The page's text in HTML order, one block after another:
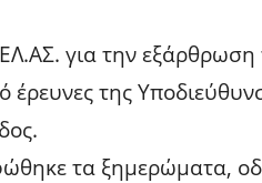
για την
έρευνες της
τα ξημερώματα,